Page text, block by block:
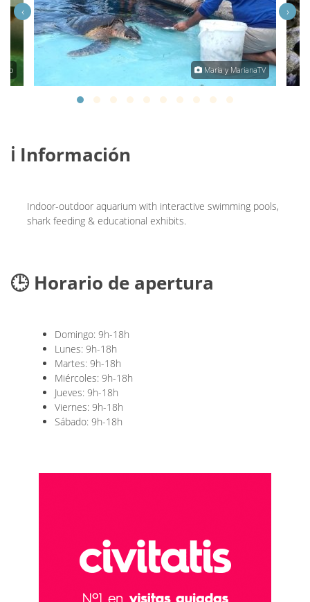
Maria y MarianaTV
‹ ›
ℹ️ Información
Indoor-outdoor aquarium with interactive swimming pools,
shark feeding & educational exhibits.
🕒 Horario de apertura
Domingo: 9h-18h
Lunes: 9h-18h
Martes: 9h-18h
Miércoles: 9h-18h
Jueves: 9h-18h
Viernes: 9h-18h
Sábado: 9h-18h